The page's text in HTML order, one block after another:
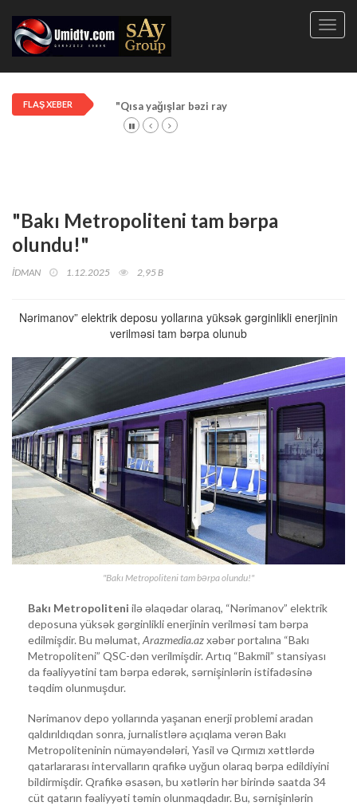
FLAŞ XEBER "Qısa yağışlar bəzi rayonlarda davam edir"
"Bakı Metropoliteni tam bərpa
olundu!"
İDMAN 1.12.2025 2,95 B
Nərimanov” elektrik deposu yollarına yüksək gərginlikli enerjinin
verilməsi tam bərpa olunub
"Bakı Metropoliteni tam bərpa olundu!"
Bakı Metropoliteni ilə əlaqədar olaraq, “Nərimanov” elektrik
deposuna yüksək gərginlikli enerjinin verilməsi tam bərpa
edilmişdir. Bu məlumat,Arazmedia.azxəbər portalına “Bakı
Metropoliteni” QSC-dən verilmişdir. Artıq “Bakmil” stansiyası
da fəaliyyətini tam bərpa edərək, sərnişinlərin istifadəsinə
təqdim olunmuşdur.
Nərimanov depo yollarında yaşanan enerji problemi aradan
qaldırıldıqdan sonra, jurnalistlərə açıqlama verən Bakı
Metropoliteninin nümayəndələri, Yasil və Qırmızı xəttlərdə
qatarlararası intervalların qrafikə uyğun olaraq bərpa edildiyini
bildirmişdir. Qrafikə əsasən, bu xətlərin hər birində saatda 34
cüt qatarın fəaliyyəti təmin olunmaqdadır. Bu, sərnişinlərin